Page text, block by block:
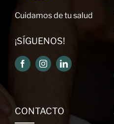
Cuidamos de tu salud
¡SÍGUENOS!
CONTACTO